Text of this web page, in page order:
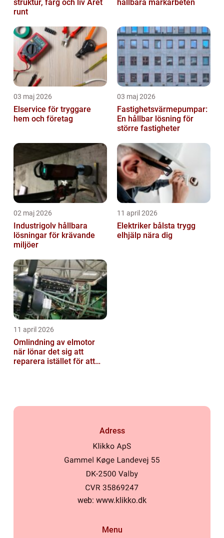
struktur, färg och liv Året
runt
hållbara markarbeten
03 maj 2026
Elservice för tryggare
hem och företag
03 maj 2026
Fastighetsvärmepumpar:
En hållbar lösning för
större fastigheter
02 maj 2026
Industrigolv hållbara
lösningar för krävande
miljöer
11 april 2026
Elektriker bålsta trygg
elhjälp nära dig
11 april 2026
Omlindning av elmotor
när lönar det sig att
reparera istället för att
Adress
web: www.klikko.dk
Menu